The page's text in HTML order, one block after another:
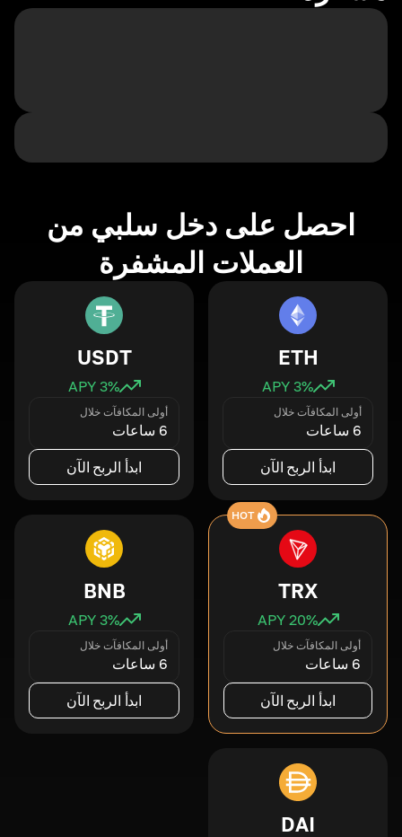
احصل على دخل سلبي من
العملات المشفرة
ETH
3% APY
أولى المكافآت خلال
6 ساعات
ابدأ الربح الآن
USDT
3% APY
أولى المكافآت خلال
6 ساعات
ابدأ الربح الآن
HOT
TRX
20% APY
أولى المكافآت خلال
6 ساعات
ابدأ الربح الآن
BNB
3% APY
أولى المكافآت خلال
6 ساعات
ابدأ الربح الآن
DAI